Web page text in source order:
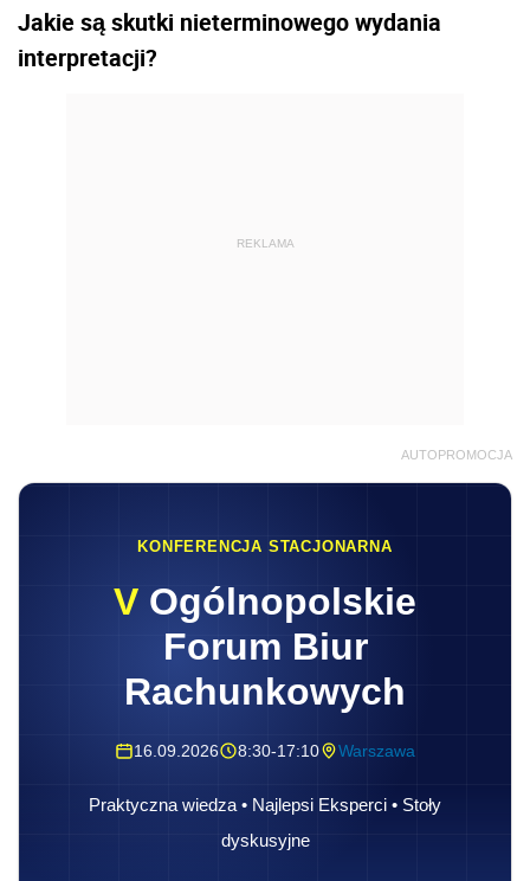
Jakie są skutki nieterminowego wydania
interpretacji?
REKLAMA
AUTOPROMOCJA
KONFERENCJA STACJONARNA
V Ogólnopolskie
Forum Biur
Rachunkowych
16.09.2026 8:30-17:10 Warszawa
Praktyczna wiedza • Najlepsi Eksperci • Stoły
dyskusyjne